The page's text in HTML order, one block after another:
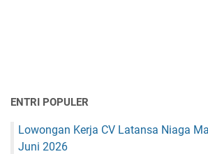
ENTRI POPULER
Lowongan Kerja CV Latansa Niaga
Juni 2026